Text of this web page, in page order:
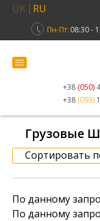
UK RU
Пн-Пт: 08:30 -
+38 (050)
+38 (093)
Грузовые
Сортировать
По данному
По данному